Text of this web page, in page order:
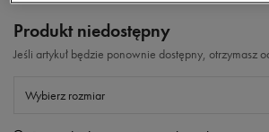
Produkt niedostępny
Jeśli artykuł będzie ponownie dostępny, otrzymasz
Wybierz rozmiar